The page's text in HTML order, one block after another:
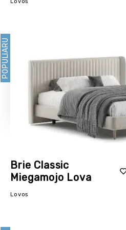
Brie Classic
Miegamojo Lova
Lovos
POPULIARU